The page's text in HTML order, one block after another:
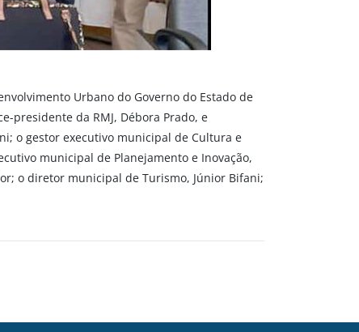
Urbano do Governo do Estado de
presidente da RMJ, Débora Prado, e
o gestor executivo municipal de Cultura e
municipal de Planejamento e Inovação,
o diretor municipal de Turismo, Júnior Bifani;